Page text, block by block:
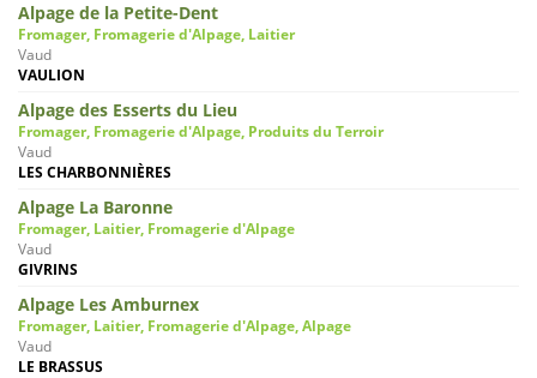
Alpage de la Petite-Dent
Fromager, Fromagerie d'Alpage, Laitier
Vaud
VAULION
Alpage des Esserts du Lieu
Fromager, Fromagerie d'Alpage, Produits du Terroir
Vaud
LES CHARBONNIÈRES
Alpage La Baronne
Fromager, Laitier, Fromagerie d'Alpage
Vaud
GIVRINS
Alpage Les Amburnex
Fromager, Laitier, Fromagerie d'Alpage, Alpage
Vaud
LE BRASSUS